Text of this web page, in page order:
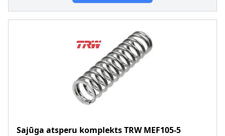
Sajūga atsperu komplektsTRW MEF105-5